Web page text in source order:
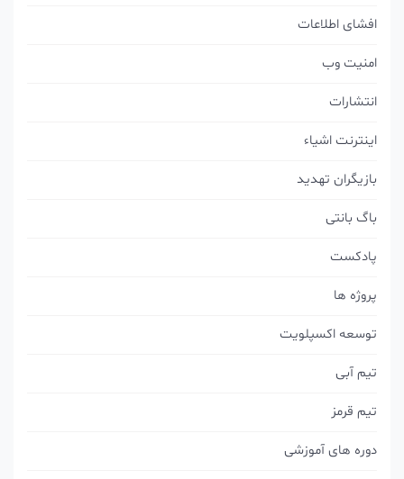
افشای اطلاعات
امنیت وب
انتشارات
اینترنت اشیاء
بازیگران تهدید
باگ بانتی
پادکست
پروژه ها
توسعه اکسپلویت
تیم آبی
تیم قرمز
دوره های آموزشی